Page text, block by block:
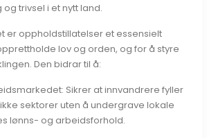
trivsel i et nytt land.
er oppholdstillatelser et essensielt
lov og orden, og for å styre
Den bidrar til å:
Sikrer at innvandrere fyller
sektorer uten å undergrave lokale
lønns- og arbeidsforhold.